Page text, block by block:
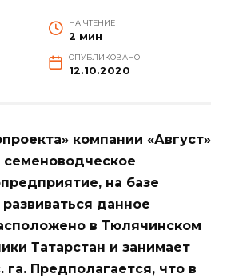
НА ЧТЕНИЕ
2 мин
ОПУБЛИКОВАНО
12.10.2020
компании «Август»
семеноводческое
на базе
данное
в Тюлячинском
Татарстан и занимает
Предполагается, что в